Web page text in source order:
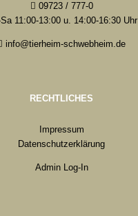
09723 / 777-0
Sa 11:00-13:00 u. 14:00-16:30 Uhr
info@tierheim-schwebheim.de
RECHTLICHES
Impressum
Datenschutzerklärung
Admin Log-In